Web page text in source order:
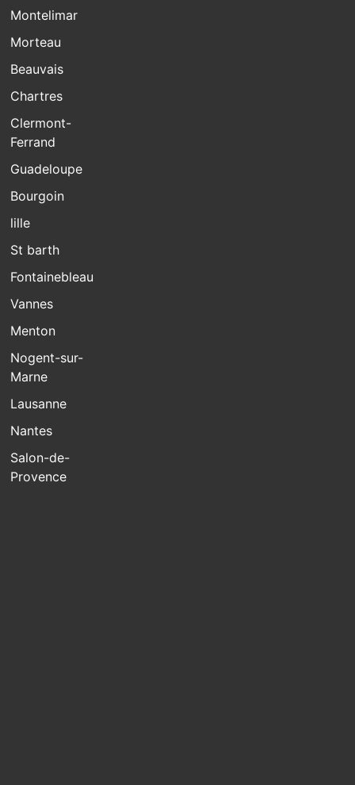
Montelimar
Morteau
Beauvais
Chartres
Clermont-
Ferrand
Guadeloupe
Bourgoin
lille
St barth
Fontainebleau
Vannes
Menton
Nogent-sur-
Marne
Lausanne
Nantes
Salon-de-
Provence